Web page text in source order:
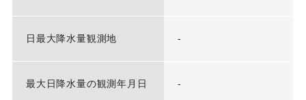
日最大降水量観測地 -
最大日降水量の観測年月日 -